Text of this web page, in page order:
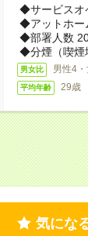
◆サービスオ
◆アットホー
◆部署人数
◆分煙（喫煙
男女比 男性4
平均年齢 29歳
気にな